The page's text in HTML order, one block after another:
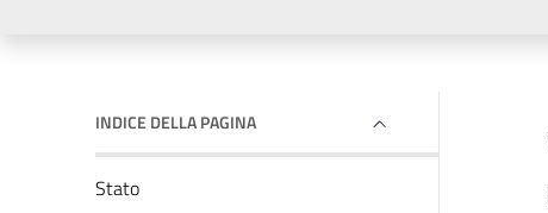
INDICE DELLA PAGINA
Stato